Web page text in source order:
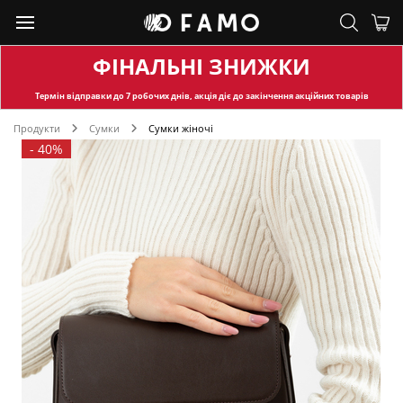
ФІНАЛЬНІ ЗНИЖКИ
Термін відправкидо 7 робочих днів, акція діє до закінчення акційних товарів
Продукти Сумки Сумки жіночі
- 40%